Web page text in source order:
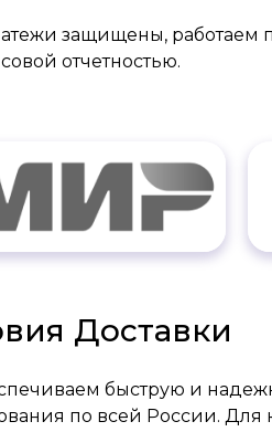
защищены, работаем
отчетностью.
Доставки
быструю и
по всей России. Для